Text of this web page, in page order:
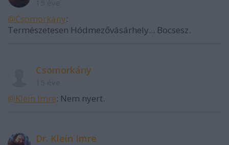
@Csomorkány:
Természetesen Hódmezővásárhely... Bocsesz.
Csomorkány
@Klein Imre: Nem nyert.
Dr. Klein Imre